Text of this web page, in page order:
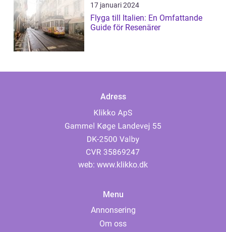
17 januari 2024
Flyga till Italien: En Omfattande
Guide för Resenärer
Adress
web: www.klikko.dk
Menu
Annonsering
Om oss